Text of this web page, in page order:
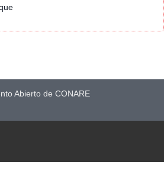
Abierto de CONARE